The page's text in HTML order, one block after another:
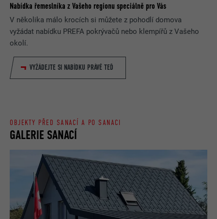
Nabídka řemeslníka z Vašeho regionu speciálně pro Vás
V několika málo krocích si můžete z pohodlí domova
vyžádat nabídku PREFA pokrývačů nebo klempířů z Vašeho
okolí.
VYŽÁDEJTE SI NABÍDKU PRÁVĚ TEĎ
GALERIE SANACÍ
OBJEKTY PŘED SANACÍ A PO SANACI